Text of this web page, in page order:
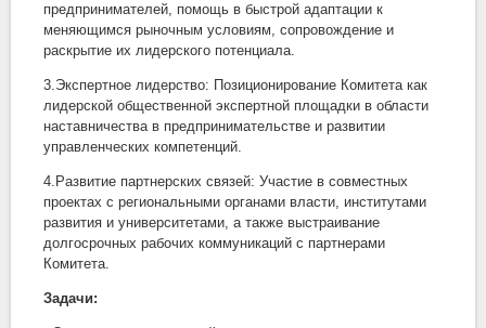
предпринимателей, помощь в быстрой адаптации к
меняющимся рыночным условиям, сопровождение и
раскрытие их лидерского потенциала.
3.Экспертное лидерство: Позиционирование Комитета как
лидерской общественной экспертной площадки в области
наставничества в предпринимательстве и развитии
управленческих компетенций.
4.Развитие партнерских связей: Участие в совместных
проектах с региональными органами власти, институтами
развития и университетами, а также выстраивание
долгосрочных рабочих коммуникаций с партнерами
Комитета.
Задачи: